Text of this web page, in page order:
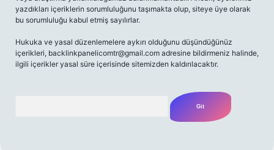
yazdıkları içeriklerin sorumluluğunu taşımakta olup, siteye üye olarak
bu sorumluluğu kabul etmiş sayılırlar.
Hukuka ve yasal düzenlemelere aykırı olduğunu düşündüğünüz
içerikleri, backlinkpanelicomtr@gmail.com adresine bildirmeniz halinde,
ilgili içerikler yasal süre içerisinde sitemizden kaldırılacaktır.